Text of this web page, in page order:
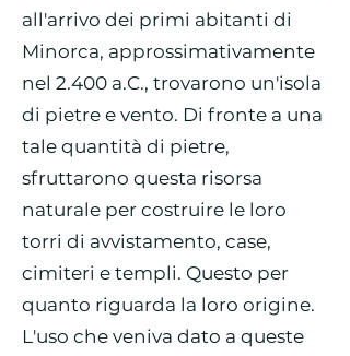
all'arrivo dei primi abitanti di
Minorca, approssimativamente
nel 2.400 a.C., trovarono un'isola
di pietre e vento. Di fronte a una
tale quantità di pietre,
sfruttarono questa risorsa
naturale per costruire le loro
torri di avvistamento, case,
cimiteri e templi. Questo per
quanto riguarda la loro origine.
L'uso che veniva dato a queste